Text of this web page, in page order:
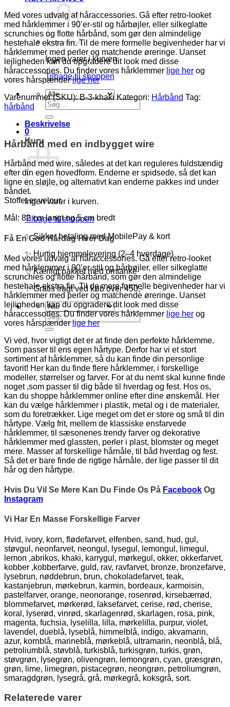
Ingen varer i kurven.
Tilbage til shoppen
Søg
efter:
0
Kurv
Ingen varer i kurven.
Tilbage til shoppen
✨ Sikker betaling med MobilePay & kort
✨ Hurtig hjemmelevering (2–4 hverdage)
✨ Kærligt pakket med omtanke
✨ Gratis fragt ved køb over 450,-
Søg
efter:
Med vores udvalg af håraccessories. Gå efter retro-looket
med hårklemmer i 90’er-stil og hårbøjler, eller silkeglatte
scrunchies og flotte hårbånd, som gør den almindelige
hestehale ekstra fin. Til de mere formelle begivenheder har vi
hårklemmer med perler og matchende øreringe. Uanset
lejligheden kan du opgradere dit look med disse
håraccessories. Du finder vores hårklemmer lige her og
vores hårspænderlige her
Varenummer (SKU):B-3-khaki Kategori: Hårbånd Tag:
hårbånd
Beskrivelse
Hårbånd med en indbygget wire
Hårbånd med wire, således at det kan reguleres fuldstændig
efter din egen hovedform. Enderne er spidsede, så det kan
ligne en sløjle, og alternativt kan enderne pakkes ind under
båndet.
Stoffet er velour.
Mål: 82 cm langt og 5 cm bredt
Få En God Hårdag Hver Dag
Med vores udvalg af håraccessories. Gå efter retro-looket
med hårklemmer i 90’er-stil og hårbøjler, eller silkeglatte
scrunchies og flotte hårbånd, som gør den almindelige
hestehale ekstra fin. Til de mere formelle begivenheder har vi
hårklemmer med perler og matchende øreringe. Uanset
lejligheden kan du opgradere dit look med disse
håraccessories. Du finder vores hårklemmer lige her og
vores hårspænderlige her
Vi ved, hvor vigtigt det er at finde den perfekte hårklemme.
Som passer til ens egen hårtype. Derfor har vi et stort
sortiment af hårklemmer, så du kan finde din personlige
favorit! Her kan du finde flere hårklemmer, i forskellige
modeller, størrelser og farver. For at du nemt skal kunne finde
noget ,som passer til dig både til hverdag og fest. Hos os,
kan du shoppe hårklemmer online efter dine ønskemål. Her
kan du vælge hårklemmer i plastik, metal og i de materialer,
som du foretrækker. Lige meget om det er store og små til din
hårtype. Vælg frit, mellem de klassiske ensfarvede
hårklemmer, til sæsonenes trendy farver og dekorative
hårklemmer med glassten, perler i plast, blomster og meget
mere. Masser af forskellige hårnåle, til båd hverdag og fest.
Så det er bare finde de rigtige hårnåle, der lige passer til dit
hår og den hårtype.
Hvis Du Vil Se Mere Kan Du Finde Os På Facebook Og
Instagram
Vi Har En Masse Forskellige Farver
Hvid, ivory, korn, flødefarvet, elfenben, sand, hud, gul,
støvgul, neonfarvet, neongul, lysegul, lemongul, limegul,
lemon ,abrikos, khaki, karrygul, mørkegul, okker, okkerfarvet,
kobber ,kobberfarve, guld, rav, ravfarvet, bronze, bronzefarve,
lysebrun, nøddebrun, brun, chokoladefarvet, teak,
kastanjebrun, mørkebrun, karmin, bordeaux, karmoisin,
pastelfarver, orange, neonorange, rosenrød, kirsebærrød,
blommefarvet, mørkerød, laksefarvet, cerise, rød, cherise,
koral, lyserød, vinrød, skarlagenrød, skarlagen, rosa, pink,
magenta, fuchsia, lyselilla, lilla, mørkelilla, purpur, violet,
lavendel, dueblå, lyseblå, himmelblå, indigo, akvamarin,
azur, kornblå, marineblå, mørkeblå, ultramarin, neonblå, blå,
petroliumblå, støvblå, turkisblå, turkisgrøn, turkis, grøn,
støvgrøn, lysegrøn, olivengrøn, lemongrøn, cyan, græsgrøn,
grøn, lime, limegrøn, pistacegrøn, neongrøn, petroliumgrøn,
smaragdgrøn, lysegrå, grå, mørkegrå, koksgrå, sort.
Relaterede varer